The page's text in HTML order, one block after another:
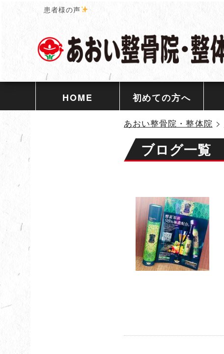
患者様の声
HOME 初めての方へ
あおい整骨院・整体院 >
ブログ一覧